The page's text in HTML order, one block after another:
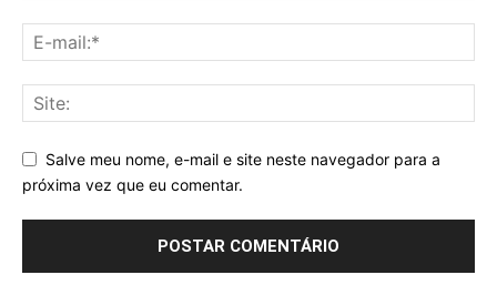
Salve meu nome, e-mail e site neste navegador para a
próxima vez que eu comentar.